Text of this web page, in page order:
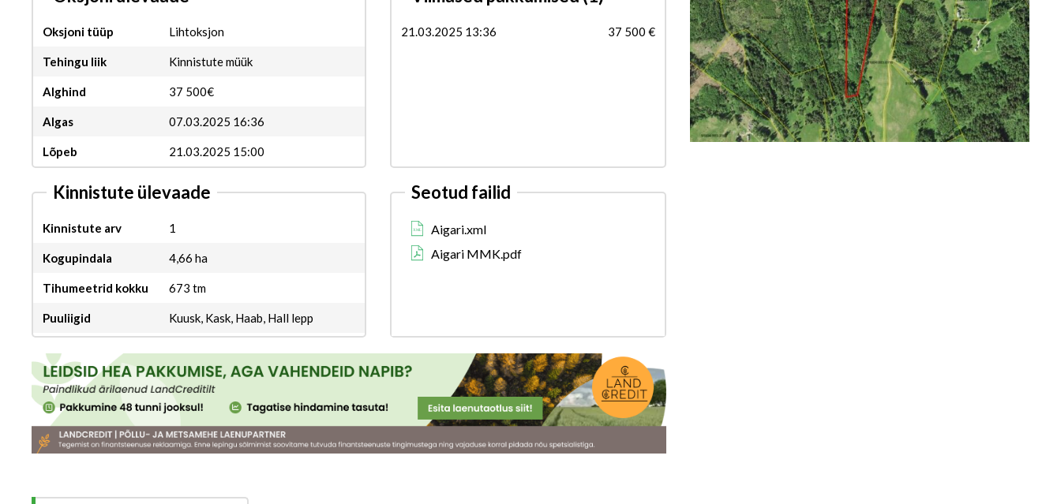
Oksjoni tüüp Lihtoksjon
Tehingu liik Kinnistute müük
Alghind 37 500€
Algas 07.03.2025 16:36
Lõpeb 21.03.2025 15:00
21.03.2025 13:36 37 500 €
Kinnistute ülevaade
Kinnistute arv 1
Kogupindala 4,66 ha
Tihumeetrid kokku 673 tm
Puuliigid Kuusk, Kask, Haab, Hall lepp
Seotud failid
Aigari.xml
Aigari MMK.pdf